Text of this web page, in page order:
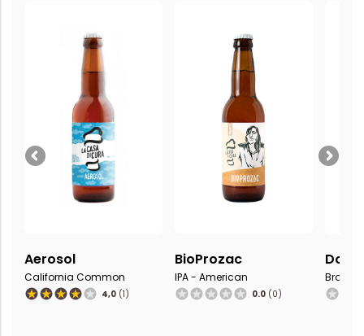
Aerosol
California Common
4,0 (1)
BioProzac
IPA - American
0.0 (0)
Brown